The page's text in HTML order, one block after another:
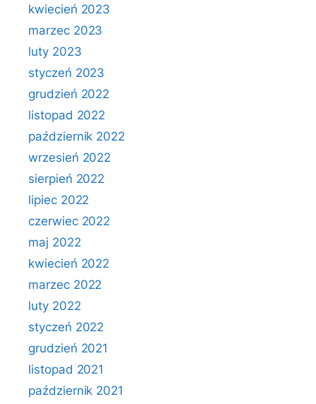
kwiecień 2023
marzec 2023
luty 2023
styczeń 2023
grudzień 2022
listopad 2022
październik 2022
wrzesień 2022
sierpień 2022
lipiec 2022
czerwiec 2022
maj 2022
kwiecień 2022
marzec 2022
luty 2022
styczeń 2022
grudzień 2021
listopad 2021
październik 2021